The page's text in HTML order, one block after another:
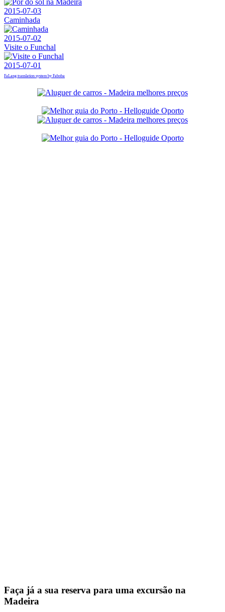
2015-07-03
Caminhada
2015-07-02
Visite o Funchal
2015-07-01
FaLang translation system by Faboba
Faça já a sua reserva para uma excursão na
Madeira